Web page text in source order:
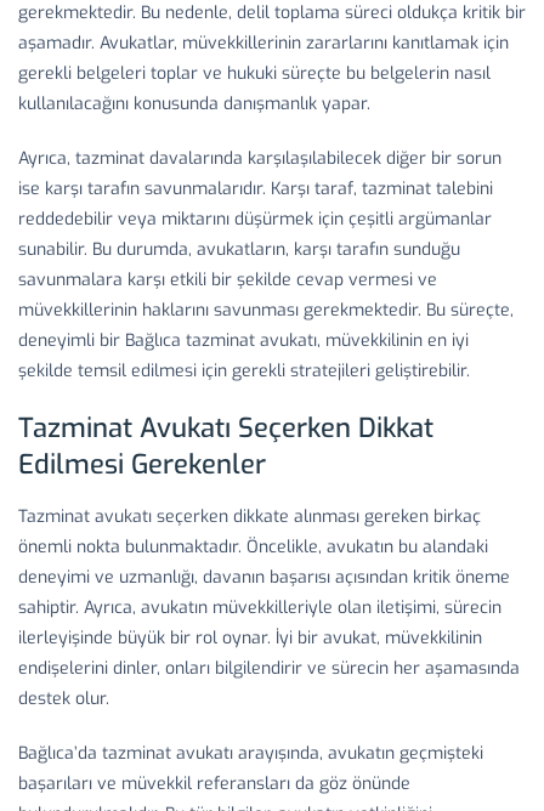
gerekmektedir. Bu nedenle, delil toplama süreci oldukça kritik bir
aşamadır. Avukatlar, müvekkillerinin zararlarını kanıtlamak için
gerekli belgeleri toplar ve hukuki süreçte bu belgelerin nasıl
kullanılacağını konusunda danışmanlık yapar.
Ayrıca, tazminat davalarında karşılaşılabilecek diğer bir sorun
ise karşı tarafın savunmalarıdır. Karşı taraf, tazminat talebini
reddedebilir veya miktarını düşürmek için çeşitli argümanlar
sunabilir. Bu durumda, avukatların, karşı tarafın sunduğu
savunmalara karşı etkili bir şekilde cevap vermesi ve
müvekkillerinin haklarını savunması gerekmektedir. Bu süreçte,
deneyimli bir Bağlıca tazminat avukatı, müvekkilinin en iyi
şekilde temsil edilmesi için gerekli stratejileri geliştirebilir.
Tazminat Avukatı Seçerken Dikkat
Edilmesi Gerekenler
Tazminat avukatı seçerken dikkate alınması gereken birkaç
önemli nokta bulunmaktadır. Öncelikle, avukatın bu alandaki
deneyimi ve uzmanlığı, davanın başarısı açısından kritik öneme
sahiptir. Ayrıca, avukatın müvekkilleriyle olan iletişimi, sürecin
ilerleyişinde büyük bir rol oynar. İyi bir avukat, müvekkilinin
endişelerini dinler, onları bilgilendirir ve sürecin her aşamasında
destek olur.
Bağlıca’da tazminat avukatı arayışında, avukatın geçmişteki
başarıları ve müvekkil referansları da göz önünde